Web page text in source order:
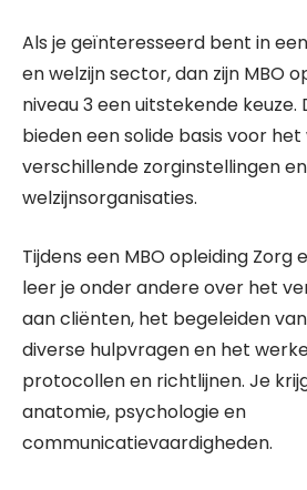
Als je geïnteresseerd bent in
en welzijn sector, dan zijn MBO
niveau 3 een uitstekende keuze.
bieden een solide basis voor
verschillende zorginstellingen en
welzijnsorganisaties.
Tijdens een MBO opleiding Zorg
leer je onder andere over het
aan cliënten, het begeleiden
diverse hulpvragen en het
protocollen en richtlijnen. Je
anatomie, psychologie en
communicatievaardigheden.